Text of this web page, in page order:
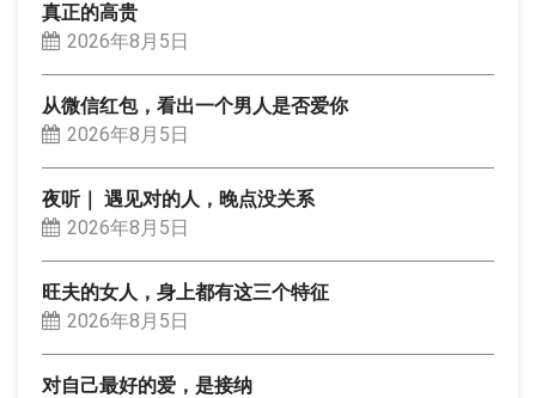
真正的高贵
2026年8月5日
从微信红包，看出一个男人是否爱你
2026年8月5日
夜听｜ 遇见对的人，晚点没关系
2026年8月5日
旺夫的女人，身上都有这三个特征
2026年8月5日
对自己最好的爱，是接纳